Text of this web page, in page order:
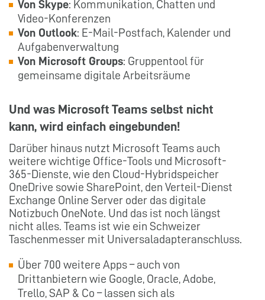
Von Skype: Kommunikation, Chatten und
Video-Konferenzen
Von Outlook: E-Mail-Postfach, Kalender und
Aufgabenverwaltung
Von Microsoft Groups: Gruppentool für
gemeinsame digitale Arbeitsräume
Und was Microsoft Teams selbst nicht
kann, wird einfach eingebunden!
Darüber hinaus nutzt Microsoft Teams auch
weitere wichtige Office-Tools und Microsoft-
365-Dienste, wie den Cloud-Hybridspeicher
OneDrive sowie SharePoint, den Verteil-Dienst
Exchange Online Server oder das digitale
Notizbuch OneNote. Und das ist noch längst
nicht alles. Teams ist wie ein Schweizer
Taschenmesser mit Universaladapteranschluss.
Über 700 weitere Apps – auch von
Drittanbietern wie Google, Oracle, Adobe,
Trello, SAP & Co – lassen sich als